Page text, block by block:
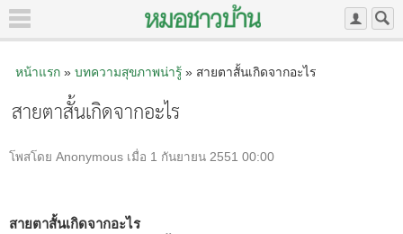
หน้าแรก» บทความสุขภาพน่ารู้» สายตาสั้นเกิดจากอะไร
สายตาสั้นเกิดจากอะไร
โพสโดย Anonymous เมื่อ 1 กันยายน 2551 00:00
สายตาสั้นเกิดจากอะไร